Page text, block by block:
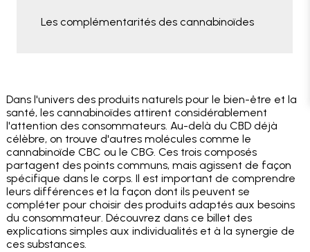
Les complémentarités des cannabinoïdes
Dans l'univers des produits naturels pour le bien-être et la
santé, les cannabinoïdes attirent considérablement
l'attention des consommateurs. Au-delà du CBD déjà
célèbre, on trouve d'autres molécules comme le
cannabinoïde CBC ou le CBG. Ces trois composés
partagent des points communs, mais agissent de façon
spécifique dans le corps. Il est important de comprendre
leurs différences et la façon dont ils peuvent se
compléter pour choisir des produits adaptés aux besoins
du consommateur. Découvrez dans ce billet des
explications simples aux individualités et à la synergie de
ces substances.